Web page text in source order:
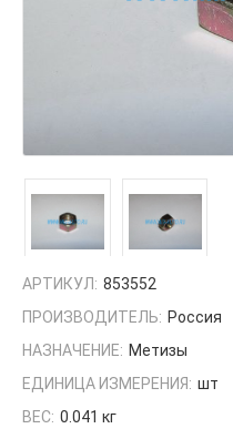
АРТИКУЛ: 853552
ПРОИЗВОДИТЕЛЬ: Россия
НАЗНАЧЕНИЕ: Метизы
ЕДИНИЦА ИЗМЕРЕНИЯ: шт
ВЕС: 0.041 кг